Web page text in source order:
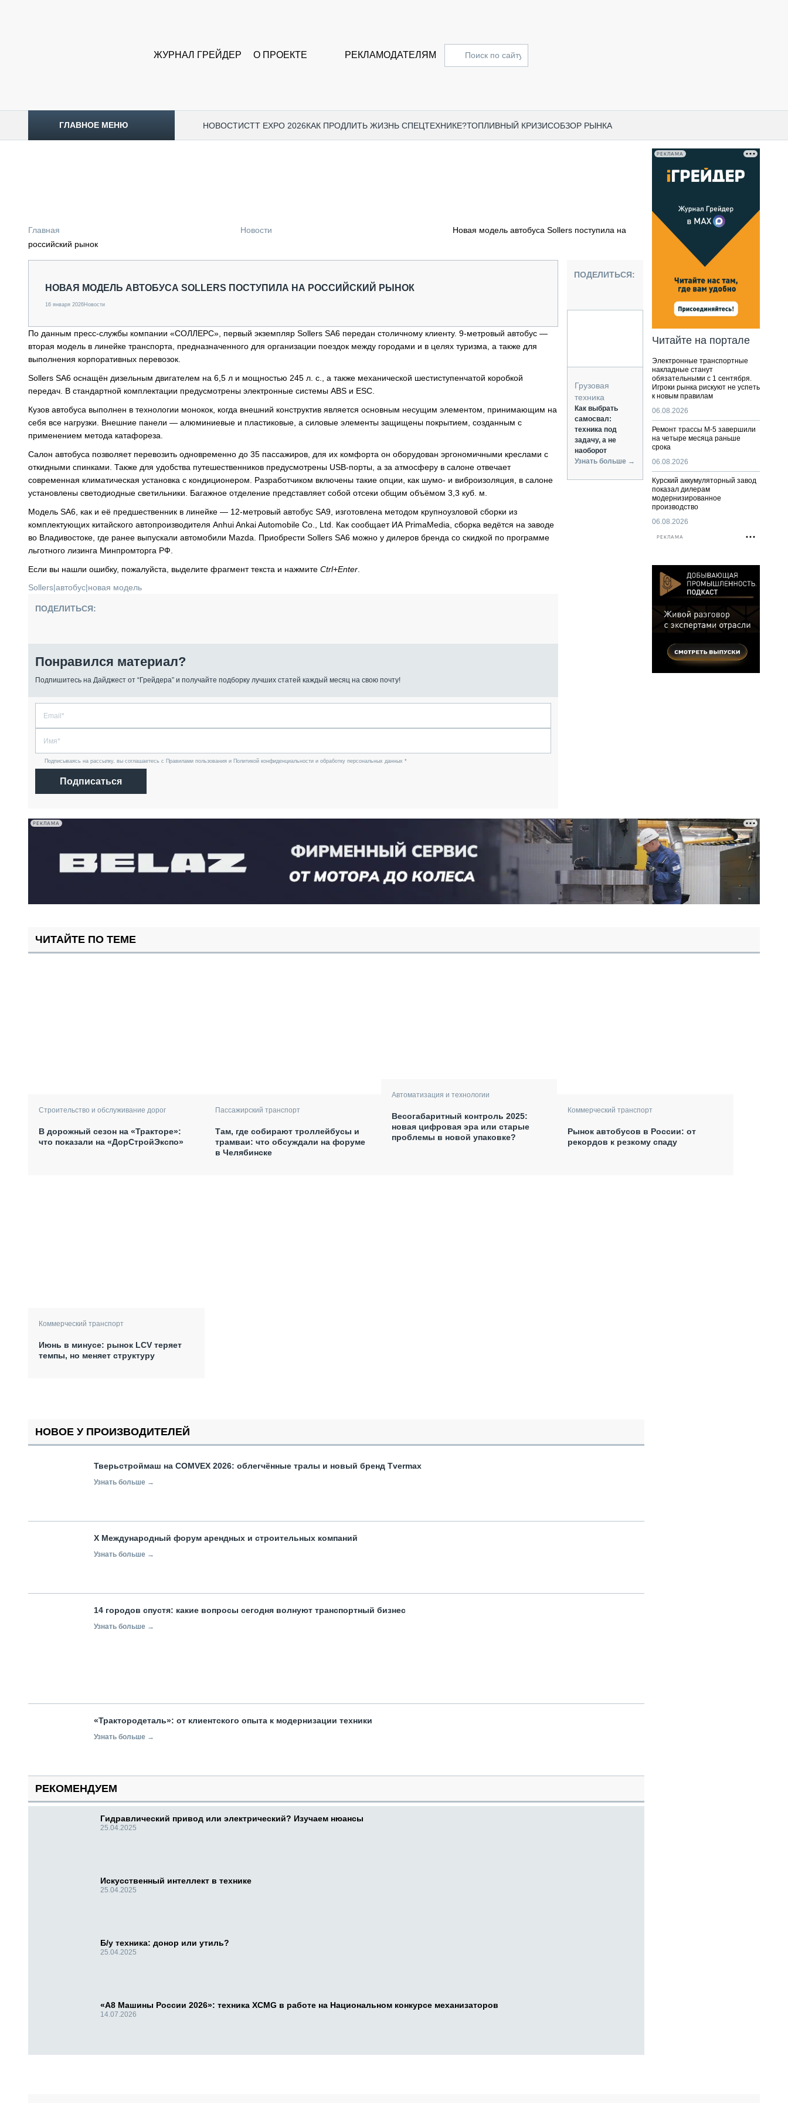
ЖУРНАЛ ГРЕЙДЕР О ПРОЕКТЕ РЕКЛАМОДАТЕЛЯМ
ГЛАВНОЕ МЕНЮ НОВОСТИCTT EXPO 2026КАК ПРОДЛИТЬ ЖИЗНЬ СПЕЦТЕХНИКЕ?ТОПЛИВНЫЙ КРИЗИСОБЗОР РЫНКА
ОБЗОР РЫНКА
ГРУЗОПЕРЕВОЗКИ
ИСПЫТАТЕЛИ
ТЕХНОЛОГИИ
ДОРОЖНАЯ ИНДУСТРИЯ
СЕРВИСМЕНЫ
БЛИЖАЙШИЕ МЕРОПРИЯТИЯ
ПОДЪЁМНАЯ ТЕХНИКА
ПАССАЖИРСКИЙ ТРАНСПОРТ
КАРЬЕРНАЯ ТЕХНИКА
ЛОГИСТИКА И СКЛАД
КОМПЛЕКТУЮЩИЕ И СЕРВИС
Главная Новости
Новая модель автобуса Sollers поступила на
российский рынок
НОВАЯ МОДЕЛЬ АВТОБУСА SOLLERS ПОСТУПИЛА НА РОССИЙСКИЙ РЫНОК
16 января 2026Новости
По данным пресс-службы компании «СОЛЛЕРС», первый экземпляр Sollers SA6 передан столичному клиенту. 9-метровый автобус —
вторая модель в линейке транспорта, предназначенного для организации поездок между городами и в целях туризма, а также для
выполнения корпоративных перевозок.
Sollers SA6 оснащён дизельным двигателем на 6,5 л и мощностью 245 л. с., а также механической шестиступенчатой коробкой
передач. В стандартной комплектации предусмотрены электронные системы ABS и ESC.
Кузов автобуса выполнен в технологии монокок, когда внешний конструктив является основным несущим элементом, принимающим на
себя все нагрузки. Внешние панели — алюминиевые и пластиковые, а силовые элементы защищены покрытием, созданным с
применением метода катафореза.
Салон автобуса позволяет перевозить одновременно до 35 пассажиров, для их комфорта он оборудован эргономичными креслами с
откидными спинками. Также для удобства путешественников предусмотрены USB-порты, а за атмосферу в салоне отвечает
современная климатическая установка с кондиционером. Разработчиком включены такие опции, как шумо- и виброизоляция, в салоне
установлены светодиодные светильники. Багажное отделение представляет собой отсеки общим объёмом 3,3 куб. м.
Модель SA6, как и её предшественник в линейке — 12-метровый автобус SА9, изготовлена методом крупноузловой сборки из
комплектующих китайского автопроизводителя Anhui Ankai Automobile Co., Ltd. Как сообщает ИА PrimaMedia, сборка ведётся на заводе
во Владивостоке, где ранее выпускали автомобили Mazda. Приобрести Sollers SA6 можно у дилеров бренда со скидкой по программе
льготного лизинга Минпромторга РФ.
Если вы нашли ошибку, пожалуйста, выделите фрагмент текста и нажмите Ctrl+Enter
Sollers|автобус|новая модель
ПОДЕЛИТЬСЯ:
Понравился материал?
Подпишитесь на Дайджест от “Грейдера” и получайте подборку лучших статей каждый месяц на свою почту!
Подписываясь на рассылку, вы соглашаетесь с Правилами пользования и Политикой конфиденциальности и обработку персональных данных *
Подписаться
ПОДЕЛИТЬСЯ:
Грузовая
техника
Как выбрать
самосвал:
техника под
задачу, а не
наоборот
Узнать больше →
РЕКЛАМА
Читайте на портале
Электронные транспортные
накладные станут
обязательными с 1 сентября.
Игроки рынка рискуют не успеть
к новым правилам
06.08.2026
Ремонт трассы М-5 завершили
на четыре месяца раньше
срока
06.08.2026
Курский аккумуляторный завод
показал дилерам
модернизированное
производство
06.08.2026
РЕКЛАМА
РЕКЛАМА
ЧИТАЙТЕ ПО ТЕМЕ
Строительство и обслуживание дорог
В дорожный сезон на «Тракторе»:
что показали на «ДорСтройЭкспо»
Пассажирский транспорт
Там, где собирают троллейбусы и
трамваи: что обсуждали на форуме
в Челябинске
Автоматизация и технологии
Весогабаритный контроль 2025:
новая цифровая эра или старые
проблемы в новой упаковке?
Коммерческий транспорт
Рынок автобусов в России: от
рекордов к резкому спаду
Коммерческий транспорт
Июнь в минусе: рынок LCV теряет
темпы, но меняет структуру
НОВОЕ У ПРОИЗВОДИТЕЛЕЙ
Тверьстроймаш на COMVEX 2026: облегчённые тралы и новый бренд Tvermax
Узнать больше →
X Международный форум арендных и строительных компаний
Узнать больше →
14 городов спустя: какие вопросы сегодня волнуют транспортный бизнес
Узнать больше →
«Трактородеталь»: от клиентского опыта к модернизации техники
Узнать больше →
РЕКОМЕНДУЕМ
Гидравлический привод или электрический? Изучаем нюансы
25.04.2025
Искусственный интеллект в технике
25.04.2025
Б/у техника: донор или утиль?
25.04.2025
«А8 Машины России 2026»: техника XCMG в работе на Национальном конкурсе механизаторов
14.07.2026